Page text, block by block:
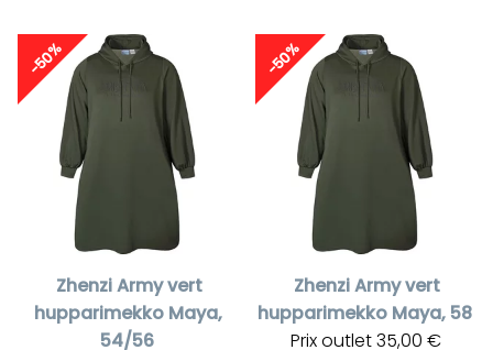
-50%
ZhenziArmy vert
hupparimekko Maya,
54/56
-50%
ZhenziArmy vert
hupparimekko Maya, 58
Prix outlet35,00 €